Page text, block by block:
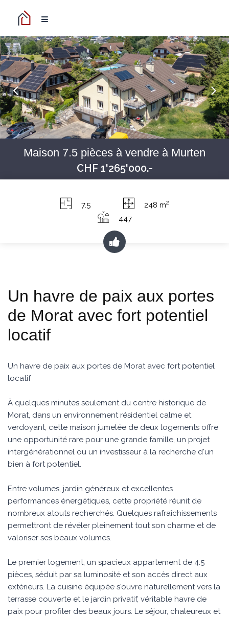
Maison 7.5 pièces à vendre à Murten
CHF 1'265'000.-
7.5 248 m2
447
Un havre de paix aux portes
de Morat avec fort potentiel
locatif
Un havre de paix aux portes de Morat avec fort potentiel
locatif
À quelques minutes seulement du centre historique de
Morat, dans un environnement résidentiel calme et
verdoyant, cette maison jumelée de deux logements offre
une opportunité rare pour une grande famille, un projet
intergénérationnel ou un investisseur à la recherche d'un
bien à fort potentiel.
Entre volumes, jardin généreux et excellentes
performances énergétiques, cette propriété réunit de
nombreux atouts recherchés. Quelques rafraîchissements
permettront de révéler pleinement tout son charme et de
valoriser ses beaux volumes.
Le premier logement, un spacieux appartement de 4.5
pièces, séduit par sa luminosité et son accès direct aux
extérieurs. La cuisine équipée s'ouvre naturellement vers la
terrasse couverte et le jardin privatif, véritable havre de
paix pour profiter des beaux jours. Le séjour, chaleureux et